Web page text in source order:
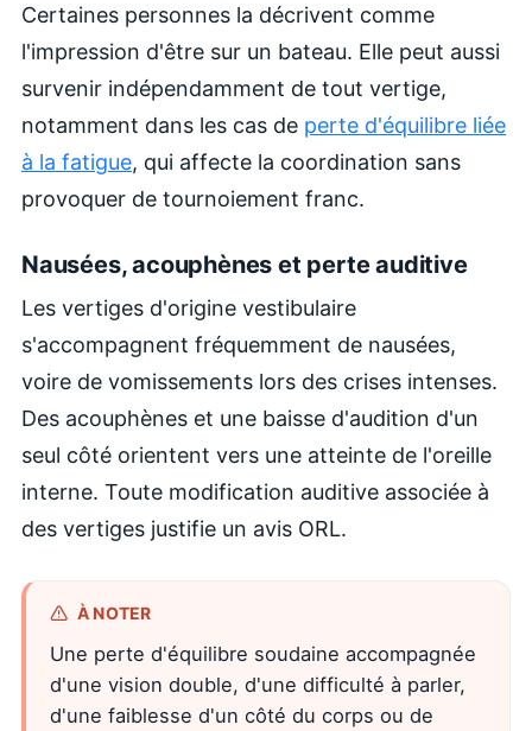
Certaines personnes la décrivent comme
l'impression d'être sur un bateau. Elle peut aussi
survenir indépendamment de tout vertige,
notamment dans les cas de perte d'équilibre liée
à la fatigue, qui affecte la coordination sans
provoquer de tournoiement franc.
Nausées, acouphènes et perte auditive
Les vertiges d'origine vestibulaire
s'accompagnent fréquemment de nausées,
voire de vomissements lors des crises intenses.
Des acouphènes et une baisse d'audition d'un
seul côté orientent vers une atteinte de l'oreille
interne. Toute modification auditive associée à
des vertiges justifie un avis ORL.
À NOTER
Une perte d'équilibre soudaine accompagnée
d'une vision double, d'une difficulté à parler,
d'une faiblesse d'un côté du corps ou de